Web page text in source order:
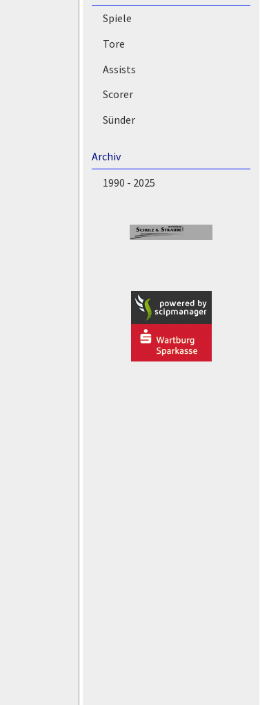
Spiele
Tore
Assists
Scorer
Sünder
Archiv
1990 - 2025